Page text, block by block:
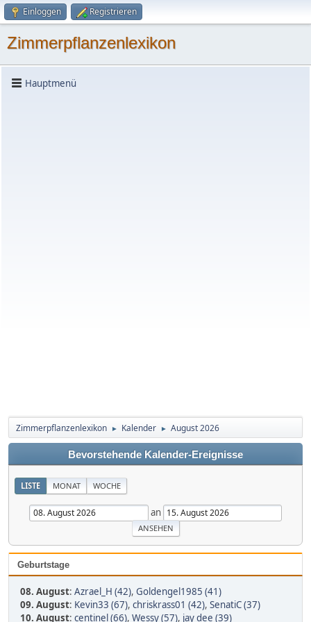
Einloggen Registrieren
Zimmerpflanzenlexikon
Hauptmenü
Zimmerpflanzenlexikon ► Kalender ► August 2026
Bevorstehende Kalender-Ereignisse
LISTE MONAT WOCHE
an
Geburtstage
08. August: Azrael_H (42), Goldengel1985 (41)
09. August: Kevin33 (67), chriskrass01 (42), SenatiC (37)
10. August: centinel (66), Wessy (57), jay dee (39)